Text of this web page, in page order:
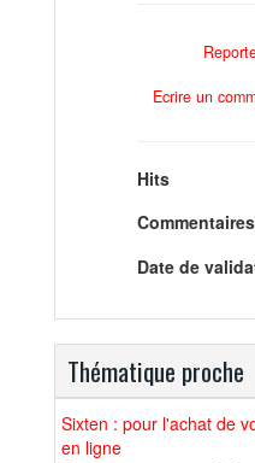
Ecrire un
Hits
Commentaires
Date de
Thématique proche
Sixten : pour l'achat de
en ligne